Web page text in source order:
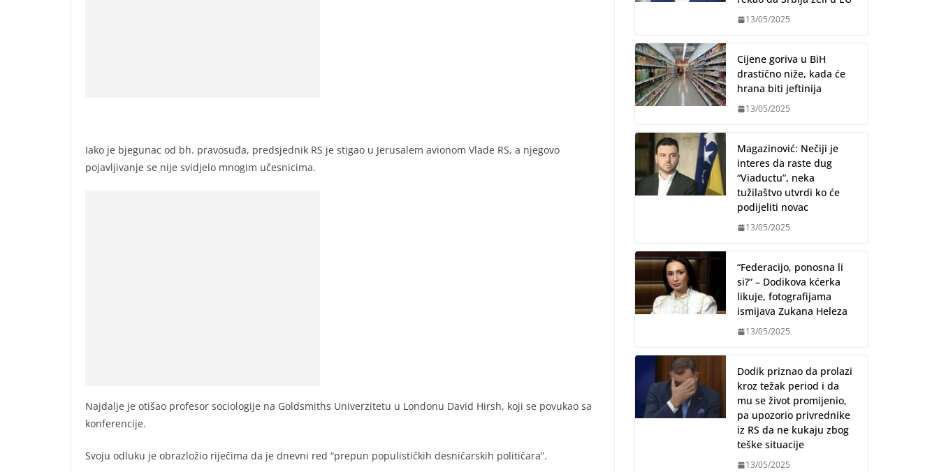
Iako je bjegunac od bh. pravosuđa, predsjednik RS je stigao u Jerusalem avionom Vlade RS, a njegovo
pojavljivanje se nije svidjelo mnogim učesnicima.
Najdalje je otišao profesor sociologije na Goldsmiths Univerzitetu u Londonu David Hirsh, koji se povukao sa
konferencije.
Svoju odluku je obrazložio riječima da je dnevni red “prepun populističkih desničarskih političara”.
13/05/2025
Cijene goriva u BiH
drastično niže, kada će
hrana biti jeftinija
13/05/2025
Magazinović: Nečiji je
interes da raste dug
“Viaductu”, neka
tužilaštvo utvrdi ko će
podijeliti novac
13/05/2025
“Federacijo, ponosna li
si?” – Dodikova kćerka
likuje, fotografijama
ismijava Zukana Heleza
13/05/2025
Dodik priznao da prolazi
kroz težak period i da
mu se život promijenio,
pa upozorio privrednike
iz RS da ne kukaju zbog
teške situacije
13/05/2025